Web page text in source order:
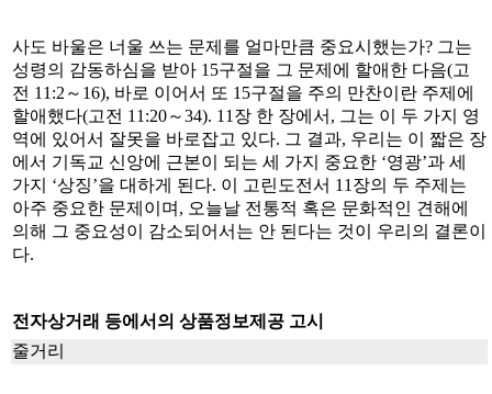
사도 바울은 너울 쓰는 문제를 얼마만큼 중요시했는가? 그는
성령의 감동하심을 받아 15구절을 그 문제에 할애한 다음(고
전 11:2～16), 바로 이어서 또 15구절을 주의 만찬이란 주제에
할애했다(고전 11:20～34). 11장 한 장에서, 그는 이 두 가지 영
역에 있어서 잘못을 바로잡고 있다. 그 결과, 우리는 이 짧은 장
에서 기독교 신앙에 근본이 되는 세 가지 중요한 ‘영광’과 세
가지 ‘상징’을 대하게 된다. 이 고린도전서 11장의 두 주제는
아주 중요한 문제이며, 오늘날 전통적 혹은 문화적인 견해에
의해 그 중요성이 감소되어서는 안 된다는 것이 우리의 결론이
다.
전자상거래 등에서의 상품정보제공 고시
줄거리